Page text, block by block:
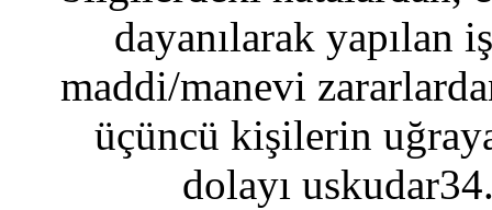
dayanılarak yapılan
maddi/manevi
üçüncü kişilerin
dolayı